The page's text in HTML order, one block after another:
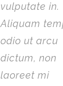
vulputate in.
Aliquam
odio ut arcu
dictum, non
laoreet mi